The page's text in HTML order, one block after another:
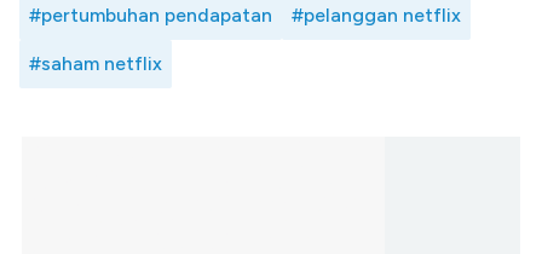
#pertumbuhan pendapatan #pelanggan netflix
#saham netflix